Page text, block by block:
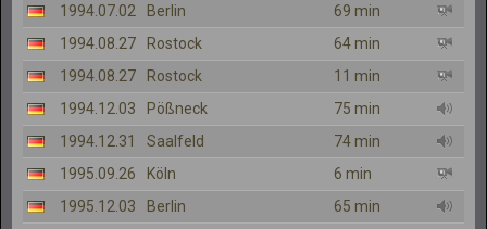
1994.07.02
Berlin
69 min
1994.08.27
Rostock
64 min
1994.08.27
Rostock
11 min
1994.12.03
Pößneck
75 min
1994.12.31
Saalfeld
74 min
1995.09.26
Köln
6 min
1995.12.03
Berlin
65 min